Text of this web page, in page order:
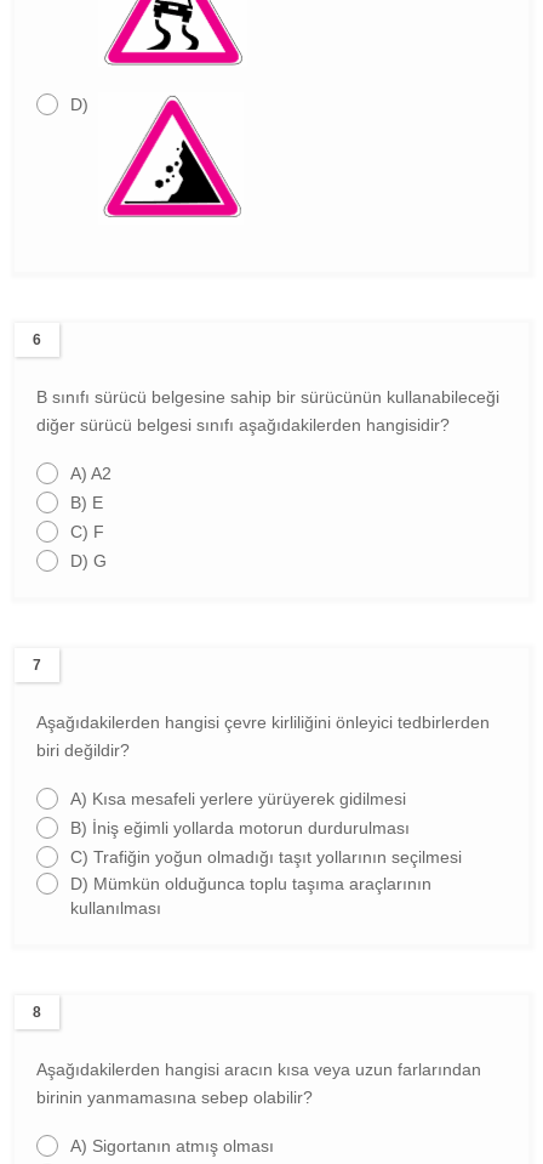
D)
6
B sınıfı sürücü belgesine sahip bir sürücünün kullanabileceği
diğer sürücü belgesi sınıfı aşağıdakilerden hangisidir?
A) A2
B) E
C) F
D) G
7
Aşağıdakilerden hangisi çevre kirliliğini önleyici tedbirlerden
biri değildir?
A) Kısa mesafeli yerlere yürüyerek gidilmesi
B) İniş eğimli yollarda motorun durdurulması
C) Trafiğin yoğun olmadığı taşıt yollarının seçilmesi
D) Mümkün olduğunca toplu taşıma araçlarının
kullanılması
8
Aşağıdakilerden hangisi aracın kısa veya uzun farlarından
birinin yanmamasına sebep olabilir?
A) Sigortanın atmış olması